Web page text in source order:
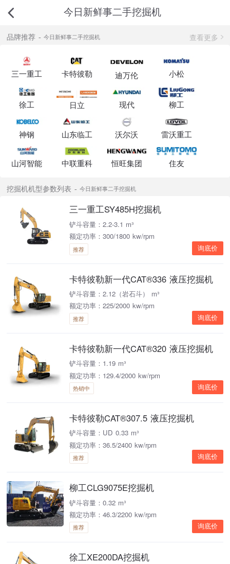
今日新鲜事二手挖掘机
品牌推荐 今日新鲜事二手挖掘机 查看更多
三一重工 卡特彼勒 迪万伦 小松
徐工 日立 现代 柳工
神钢 山东临工 沃尔沃 雷沃重工
山河智能 中联重科 恒旺集团 住友
挖掘机机型参数列表 今日新鲜事二手挖掘机
三一重工SY485H挖掘机
铲斗容量：2.2-3.1 m³
额定功率：300/1800 kw/rpm
推荐 询底价
卡特彼勒新一代CAT®336 液压挖掘机
铲斗容量：2.12（岩石斗） m³
额定功率：225/2000 kw/rpm
推荐 询底价
卡特彼勒新一代CAT®320 液压挖掘机
铲斗容量：1.19 m³
额定功率：129.4/2000 kw/rpm
热销中 询底价
卡特彼勒CAT®307.5 液压挖掘机
铲斗容量：UD 0.33 m³
额定功率：36.5/2400 kw/rpm
推荐 询底价
柳工CLG9075E挖掘机
铲斗容量：0.32 m³
额定功率：46.3/2200 kw/rpm
推荐 询底价
徐工XE200DA挖掘机